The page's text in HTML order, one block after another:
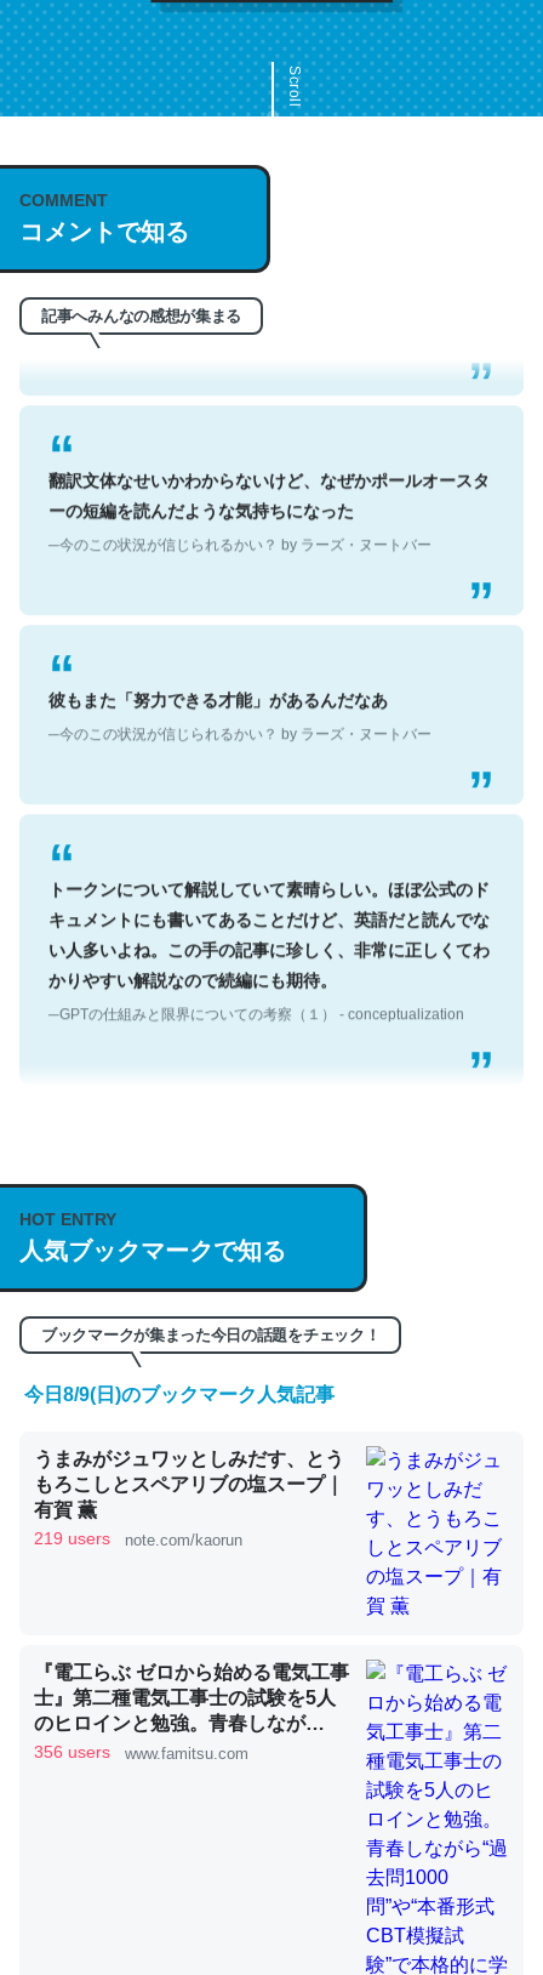
Scroll
COMMENT
コメントで知る
記事へみんなの感想が集まる
これは名文。彼はとてもクレバーなんだろうなと凄く思
う。英語少しでも読める人は原文もお勧め。自分はこの流
─今のこの状況が信じられるかい？ by ラーズ・ヌートバー
翻訳文体なせいかわからないけど、なぜかポールオースタ
ーの短編を読んだような気持ちになった
─今のこの状況が信じられるかい？ by ラーズ・ヌートバー
彼もまた「努力できる才能」があるんだなあ
─今のこの状況が信じられるかい？ by ラーズ・ヌートバー
トークンについて解説していて素晴らしい。ほぼ公式のド
キュメントにも書いてあることだけど、英語だと読んでな
い人多いよね。この手の記事に珍しく、非常に正しくてわ
かりやすい解説なので続編にも期待。
─GPTの仕組みと限界についての考察（１） - conceptualization
説してる記事が少ないので貴重な良記事。/続編来た
https://isobe324649.hatenablog.com/entry/2023/03/27
/064121
─GPTの仕組みと限界についての考察（１） - conceptualization
くらい。小説でいう「ずっと前の伏線」は回収されないけ
ど、短期記憶というには多い分量。進化すればするほど分
かりやすく強くなりそう
─GPTの仕組みと限界についての考察（１） - conceptualization
昆虫ってカルシウム少ないのか。知らんかった。調べたら
コオロギのカルシウム分はエビの600分の1程度。
─ニュース :: 【研究発表】昆虫学の大問題＝「昆虫はなぜ海にいな
論文では「淡水はカルシウムも酸素も不足してて両方に不
HOT ENTRY
人気ブックマークで知る
ブックマークが集まった今日の話題をチェック！
今日8/9(日)のブックマーク人気記事
うまみがジュワッとしみだす、とう
もろこしとスペアリブの塩スープ｜
有賀 薫
219 users note.com/kaorun
『電工らぶ ゼロから始める電気工事
士』第二種電気工事士の試験を5人
のヒロインと勉強。青春しなが
ら“過去問1000問”や“本番形式CBT
356 users www.famitsu.com